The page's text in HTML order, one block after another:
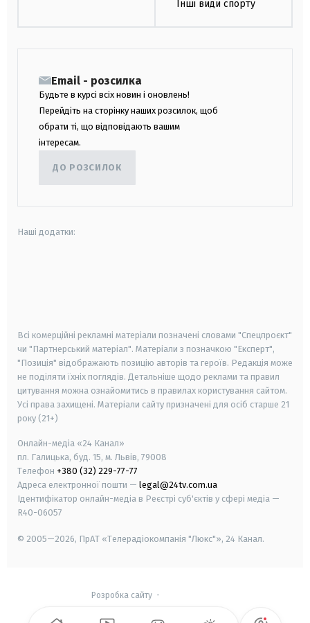
Інші види спорту
Email - розсилка
Будьте в курсі всіх новин і оновлень!
Перейдіть на сторінку наших розсилок, щоб
обрати ті, що відповідають вашим
інтересам.
ДО РОЗСИЛОК
Наші додатки:
Всі комерційні рекламні матеріали позначені словами "Спецпроєкт"
чи "Партнерський матеріал". Матеріали з позначкою "Експерт",
"Позиція" відображають позицію авторів та героїв. Редакція може
не поділяти їхніх поглядів. Детальніше щодо реклами та правил
цитування можна ознайомитись в правилах користування сайтом.
Усі права захищені. Матеріали сайту призначені для осіб старше 21
року (21+)
Онлайн-медіа «24 Канал»
пл. Галицька, буд. 15, м. Львів, 79008
Телефон +380 (32) 229-77-77
Адреса електронної пошти — legal@24tv.com.ua
Ідентифікатор онлайн-медіа в Реєстрі суб'єктів у сфері медіа —
R40-06057
© 2005—2026, ПрАТ «Телерадіокомпанія "Люкс"», 24 Канал.
Розробка сайту-